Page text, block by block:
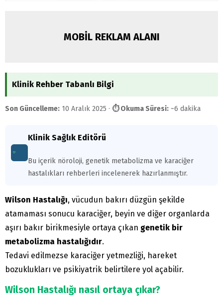
MOBİL REKLAM ALANI
Klinik Rehber Tabanlı Bilgi
Son Güncelleme: 10 Aralık 2025 · ⏱ Okuma Süresi: ~6 dakika
Klinik Sağlık Editörü
Bu içerik nöroloji, genetik metabolizma ve karaciğer
hastalıkları rehberleri incelenerek hazırlanmıştır.
Wilson Hastalığı, vücudun bakırı düzgün şekilde
atamaması sonucu karaciğer, beyin ve diğer organlarda
aşırı bakır birikmesiyle ortaya çıkan genetik bir
metabolizma hastalığıdır.
Tedavi edilmezse karaciğer yetmezliği, hareket
bozuklukları ve psikiyatrik belirtilere yol açabilir.
Wilson Hastalığı nasıl ortaya çıkar?